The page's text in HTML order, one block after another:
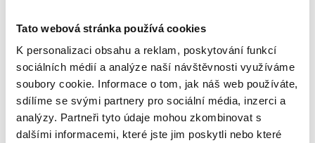
Tato webová stránka používá cookies
K personalizaci obsahu a reklam, poskytování funkcí
sociálních médií a analýze naší návštěvnosti využíváme
soubory cookie. Informace o tom, jak náš web používáte,
sdílíme se svými partnery pro sociální média, inzerci a
analýzy. Partneři tyto údaje mohou zkombinovat s
dalšími informacemi, které jste jim poskytli nebo které